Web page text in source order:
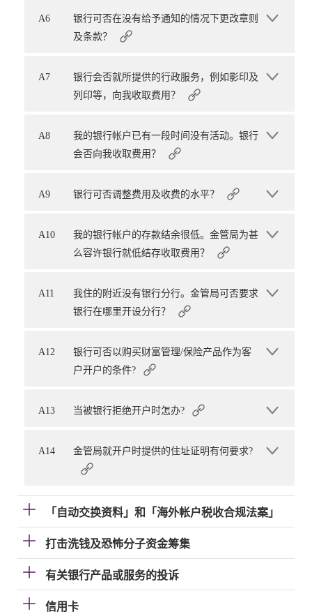
A6
银行可否在没有给予通知的情况下更改章则
及条款？
A7
银行会否就所提供的行政服务，例如影印及
列印等，向我收取费用？
A8
我的银行帐户已有一段时间没有活动。银行
会否向我收取费用？
A9 银行可否调整费用及收费的水平？
A10
我的银行帐户的存款结余很低。金管局为甚
么容许银行就低结存收取费用？
A11
我住的附近没有银行分行。金管局可否要求
银行在哪里开设分行？
A12
银行可否以购买财富管理/保险产品作为客
户开户的条件?
A13 当被银行拒绝开户时怎办?
A14 金管局就开户时提供的住址证明有何要求?
「自动交换资料」和「海外帐户税收合规法案」
打击洗钱及恐怖分子资金筹集
有关银行产品或服务的投诉
信用卡